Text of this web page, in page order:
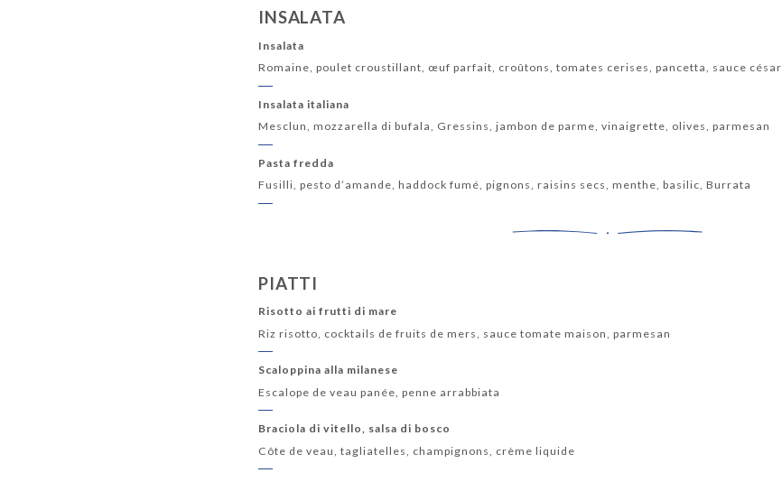
INSALATA
Insalata
Romaine, poulet croustillant, œuf parfait, croûtons, tomates cerises, pancetta, sauce césar
Insalata italiana
Mesclun, mozzarella di bufala, Gressins, jambon de parme, vinaigrette, olives, parmesan
Pasta fredda
Fusilli, pesto d’amande, haddock fumé, pignons, raisins secs, menthe, basilic, Burrata
PIATTI
Risotto ai frutti di mare
Riz risotto, cocktails de fruits de mers, sauce tomate maison, parmesan
Scaloppina alla milanese
Escalope de veau panée, penne arrabbiata
Braciola di vitello, salsa di bosco
Côte de veau, tagliatelles, champignons, crème liquide